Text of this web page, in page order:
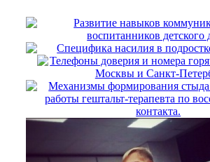
Развитие навыков
воспитанников детского
Специфика насилия в
Телефоны доверия и номера
Москвы и Санкт-
Механизмы формирования стыда
работы гештальт-терапевта по
контакта.